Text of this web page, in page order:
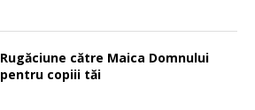
Rugăciune către Maica Domnului
pentru copiii tăi